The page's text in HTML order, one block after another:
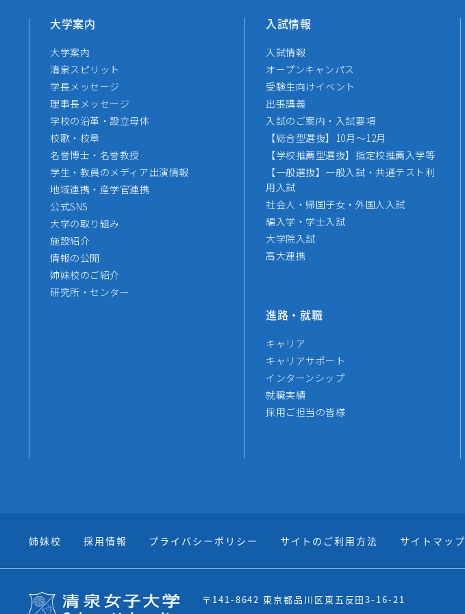
大学案内
大学案内
清泉スピリット
学長メッセージ
理事長メッセージ
学校の沿革・設立母体
校歌・校章
名誉博士・名誉教授
学生・教員のメディア出演情報
地域連携・産学官連携
公式SNS
大学の取り組み
施設紹介
情報の公開
姉妹校のご紹介
研究所・センター
入試情報
入試情報
オープンキャンパス
受験生向けイベント
出張講義
入試のご案内・入試要項
【総合型選抜】10月～12月
【学校推薦型選抜】指定校推薦入学等
【一般選抜】一般入試・共通テスト利
用入試
社会人・帰国子女・外国人入試
編入学・学士入試
大学院入試
高大連携
進路・就職
キャリア
キャリアサポート
インターンシップ
就職実績
採用ご担当の皆様
姉妹校 採用情報 プライバシーポリシー サイトのご利用方法 サイトマップ
〒141-8642 東京都品川区東五反田3-16-21